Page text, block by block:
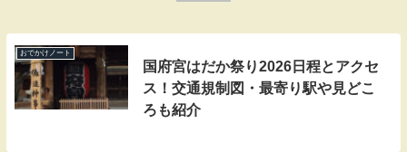
おでかけノート
国府宮はだか祭り2026日程とアクセ
ス！交通規制図・最寄り駅や見どこ
ろも紹介